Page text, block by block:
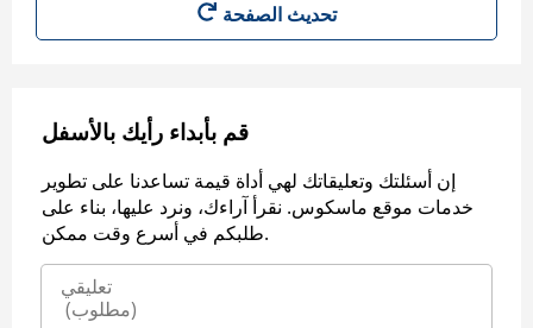
تحديث الصفحة
قم بأبداء رأيك بالأسفل
إن أسئلتك وتعليقاتك لهي أداة قيمة تساعدنا على تطوير
خدمات موقع ماسكوس. نقرأ آراءك، ونرد عليها، بناء على
طلبكم في أسرع وقت ممكن.